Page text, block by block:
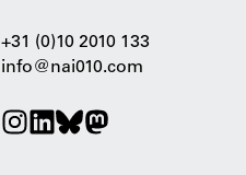
+31 (0)10 2010 133
info@nai010.com